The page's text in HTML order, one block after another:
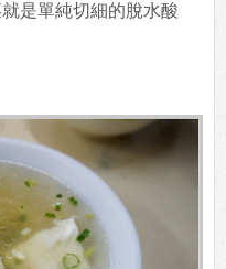
是單純切細的脫水酸